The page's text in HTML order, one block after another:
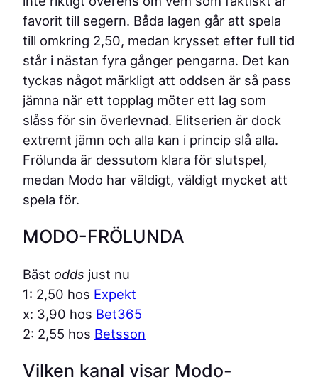
favorit till segern. Båda lagen går att spela
till omkring 2,50, medan krysset efter full tid
står i nästan fyra gånger pengarna. Det kan
tyckas något märkligt att oddsen är så pass
jämna när ett topplag möter ett lag som
slåss för sin överlevnad. Elitserien är dock
extremt jämn och alla kan i princip slå alla.
Frölunda är dessutom klara för slutspel,
medan Modo har väldigt, väldigt mycket att
spela för.
MODO-FRÖLUNDA
Bäst odds just nu
1: 2,50 hos Expekt
x: 3,90 hos Bet365
2: 2,55 hos Betsson
Vilken kanal visar Modo-